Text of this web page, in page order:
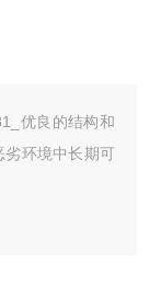
优良的结构和
劣环境中长期可